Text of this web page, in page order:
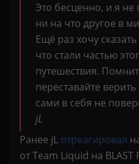
Это бесценно, и я
ни на что другое в
Ещё раз хочу
что стали частью
путешествия.
переставайте
сами в себя не
jL
Ранее jL отреагировал
от Team Liquid на